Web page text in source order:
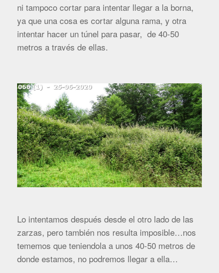
ni tampoco cortar para intentar llegar a la borna,
ya que una cosa es cortar alguna rama, y otra
intentar hacer un túnel para pasar, de 40-50
metros a través de ellas.
Lo intentamos después desde el otro lado de las
zarzas, pero también nos resulta imposible…nos
tememos que teniendola a unos 40-50 metros de
donde estamos, no podremos llegar a ella…